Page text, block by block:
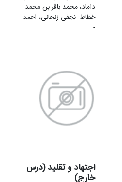
داماد، محمد باقر بن محمد -
خطاط: نجفی زنجانی، احمد
-
اجتهاد و تقلید (درس
خارج)